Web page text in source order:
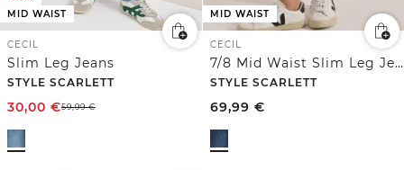
MID WAIST
CECIL
Slim Leg Jeans
STYLE SCARLETT
30,00 €59,99€
MID WAIST
CECIL
7/8 Mid Waist Slim Leg Jeans im Casual Fit
STYLE SCARLETT
69,99 €